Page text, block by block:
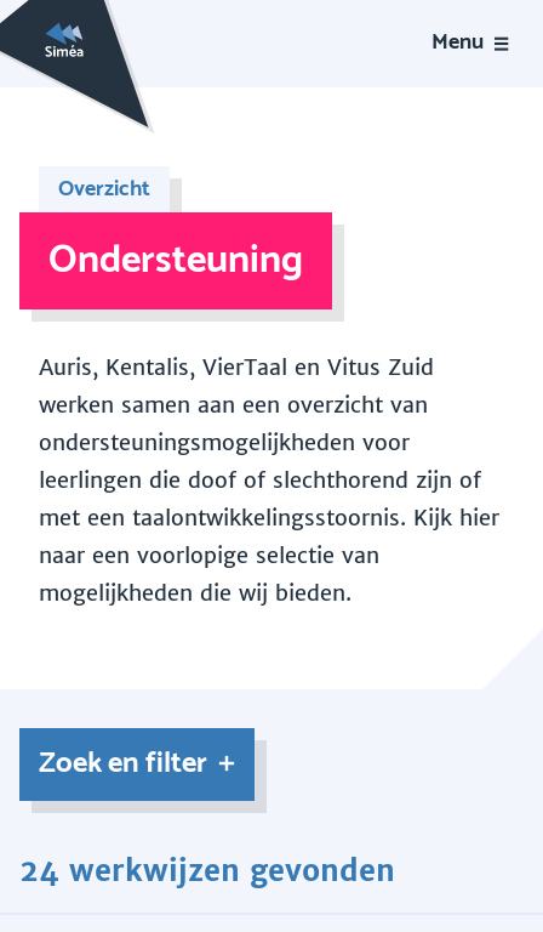
Menu
Overzicht
Ondersteuning
Auris, Kentalis, VierTaal en Vitus Zuid
werken samen aan een overzicht van
ondersteuningsmogelijkheden voor
leerlingen die doof of slechthorend zijn of
met een taalontwikkelingsstoornis. Kijk hier
naar een voorlopige selectie van
mogelijkheden die wij bieden.
Zoek en filter
24 werkwijzen gevonden